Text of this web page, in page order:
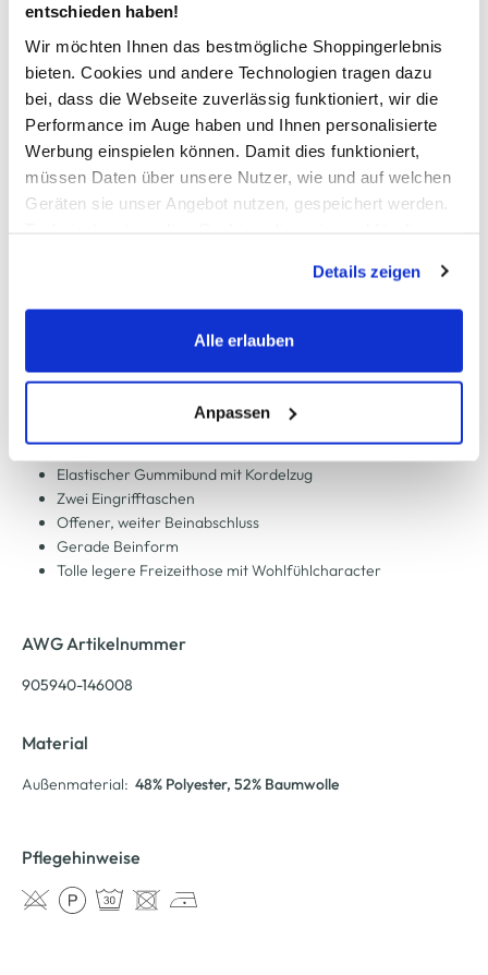
entschieden haben!
Wir möchten Ihnen das bestmögliche Shoppingerlebnis
bieten. Cookies und andere Technologien tragen dazu
bei, dass die Webseite zuverlässig funktioniert, wir die
Performance im Auge haben und Ihnen personalisierte
Werbung einspielen können. Damit dies funktioniert,
müssen Daten über unsere Nutzer, wie und auf welchen
Geräten sie unser Angebot nutzen, gespeichert werden.
werden, werden bei der Nutzung der Webseite auf jeden
Fall gesetzt. Cookies von Drittanbietern für Analyse- oder
Trackingzwecke werden nur dann aktiviert, wenn Sie das
erlauben" bzw. "Alle erlauben" klicken. Mehr dazu
(einschließlich der Möglichkeit, die Einwilligungserklärung
zu ändern oder zu widerrufen) erfahren Sie in unserem
Cookie-Hinweisbzw. derDatenschutzerklärung.
Details zeigen
Alle erlauben
Anpassen
In den Warenkorb
Schneller DHL Versand: in 1–3 Werktagen
Kostenfreie Rücksendung innerhalb 14 Tage
Kostenlose Filiallieferung in Ihre Wunschfiliale
Damen Jogginghose mit weitem Bein
Bequeme Jogginghose von Grinario Sports
Elastischer Gummibund mit Kordelzug
Zwei Eingrifftaschen
Offener, weiter Beinabschluss
Gerade Beinform
Tolle legere Freizeithose mit Wohlfühlcharacter
AWG Artikelnummer
905940-146008
Material
Außenmaterial: 48% Polyester, 52% Baumwolle
Pflegehinweise